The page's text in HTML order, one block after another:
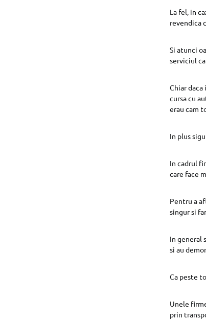
La fel, in
revendica
Si atunci
serviciul
Chiar
cursa cu
erau cam
In plus
In cadrul
care face
Pentru a
singur si
In general
si au
Ca peste
Unele
prin